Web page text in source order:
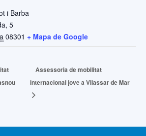
i Barba
5
08301 + Mapa de Google
Assessoria de mobilitat
internacional jove a Vilassar de Mar